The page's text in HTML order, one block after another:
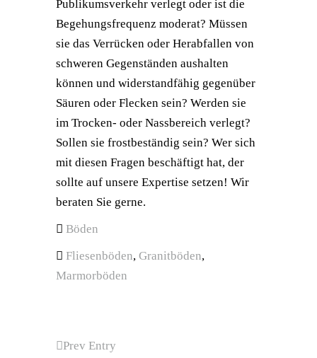
Publikumsverkehr verlegt oder ist die
Begehungsfrequenz moderat? Müssen
sie das Verrücken oder Herabfallen von
schweren Gegenständen aushalten
können und widerstandfähig gegenüber
Säuren oder Flecken sein? Werden sie
im Trocken- oder Nassbereich verlegt?
Sollen sie frostbeständig sein? Wer sich
mit diesen Fragen beschäftigt hat, der
sollte auf unsere Expertise setzen! Wir
beraten Sie gerne.
Böden
Fliesenböden, Granitböden,
Marmorböden
Prev Entry